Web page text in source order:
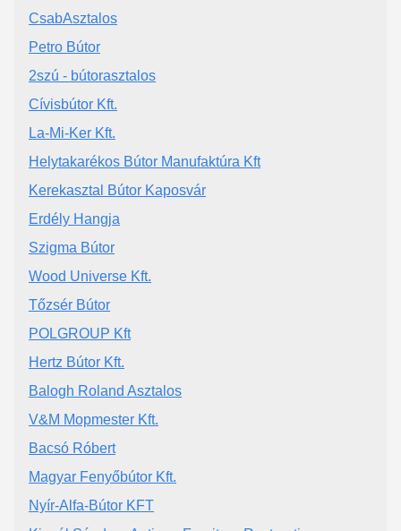
CsabAsztalos
Petro Bútor
2szú - bútorasztalos
Cívisbútor Kft.
La-Mi-Ker Kft.
Helytakarékos Bútor Manufaktúra Kft
Kerekasztal Bútor Kaposvár
Erdély Hangja
Szigma Bútor
Wood Universe Kft.
Tőzsér Bútor
POLGROUP Kft
Hertz Bútor Kft.
Balogh Roland Asztalos
V&M Mopmester Kft.
Bacsó Róbert
Magyar Fenyőbútor Kft.
Nyír-Alfa-Bútor KFT